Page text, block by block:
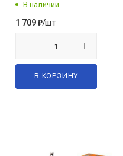
В наличии
1 709₽/шт
В КОРЗИНУ